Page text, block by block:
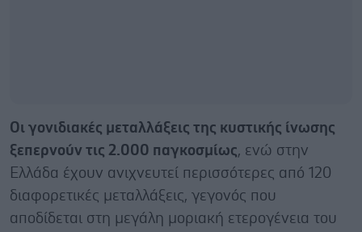
Οι γονιδιακές μεταλλάξεις της κυστικής ίνωσης
ξεπερνούν τις 2.000 παγκοσμίως, ενώ στην
Ελλάδα έχουν ανιχνευτεί περισσότερες από 120
διαφορετικές μεταλλάξεις, γεγονός που
αποδίδεται στη μεγάλη μοριακή ετερογένεια του